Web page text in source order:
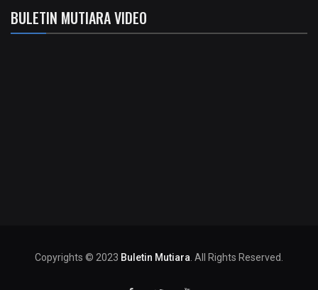
BULETIN MUTIARA VIDEO
Copyrights © 2023 Buletin Mutiara . All Rights Reserved.